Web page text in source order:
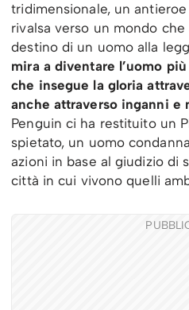
tridimensionale, un
rivalsa verso un mondo
destino di un uomo alla
mira a diventare l’uomo
che insegue la gloria
anche attraverso inganni e
Penguin ci ha restituito un
spietato, un uomo
azioni in base al giudizio di
città in cui vivono quelli